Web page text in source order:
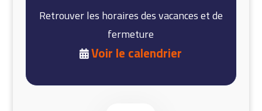
Retrouver les horaires des vacances et de
fermeture
Voir le calendrier